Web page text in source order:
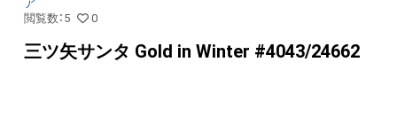
閲覧数 ： 5 0
三ツ矢サンタ Gold in Winter #4043/24662